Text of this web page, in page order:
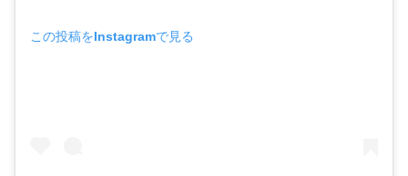
この投稿をInstagramで見る